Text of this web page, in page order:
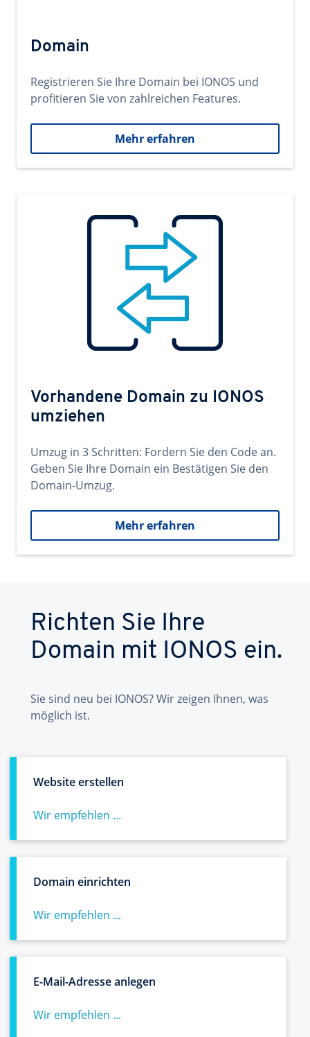
Domain
Registrieren Sie Ihre Domain bei IONOS und
profitieren Sie von zahlreichen Features.
Mehr erfahren
Vorhandene Domain zu IONOS
umziehen
Umzug in 3 Schritten: Fordern Sie den Code an.
Geben Sie Ihre Domain ein Bestätigen Sie den
Domain-Umzug.
Mehr erfahren
Richten Sie Ihre
Domain mit IONOS ein.
Sie sind neu bei IONOS? Wir zeigen Ihnen, was
möglich ist.
Website erstellen
Wir empfehlen ...
Domain einrichten
Wir empfehlen ...
E-Mail-Adresse anlegen
Wir empfehlen ...